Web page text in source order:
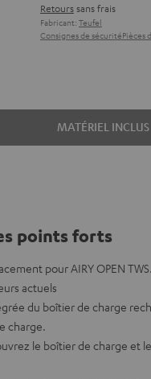
Retourssans frais
Fabricant: Teufel
Consignes de sécuritéPièces
MATÉRIEL INCLUS
points forts
pour AIRY OPEN TWS.
actuels
du boîtier de charge
charge.
le boîtier de charge et